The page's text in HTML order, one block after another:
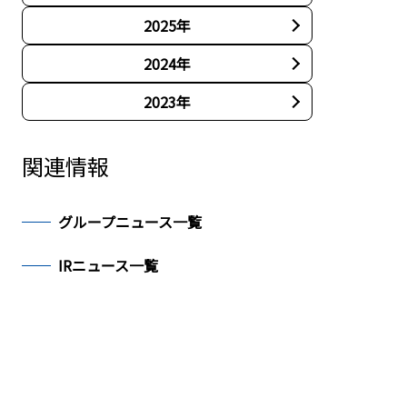
2025年
2024年
2023年
関連情報
グループニュース一覧
IRニュース一覧